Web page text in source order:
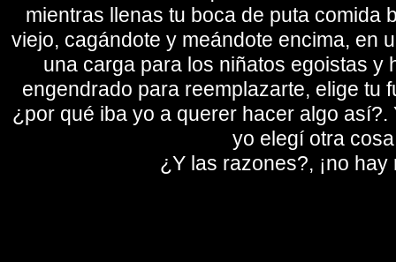
mientras llenas tu boca de puta comida
viejo, cagándote y meándote encima, en
una carga para los niñatos egoistas y
engendrado para reemplazarte, elige tu
¿por qué iba yo a querer hacer algo así?.
yo elegí otra
¿Y las razones?, ¡no hay